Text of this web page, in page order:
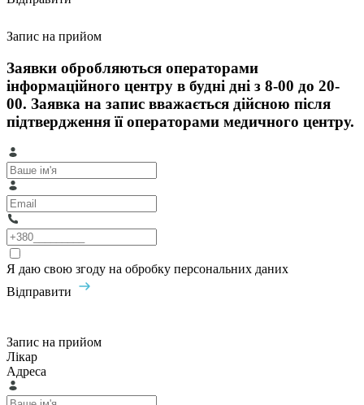
Запис на прийом
Заявки обробляються операторами
інформаційного центру в будні дні з 8-00 до 20-
00. Заявка на запис вважається дійсною після
підтвердження її операторами медичного центру.
Я даю свою згоду на обробку персональних даних
Відправити
Запис на прийом
Лікар
Адреса